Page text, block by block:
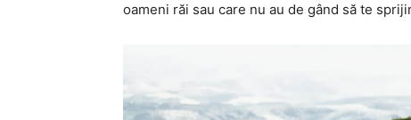
oameni răi sau care nu au de gând să te